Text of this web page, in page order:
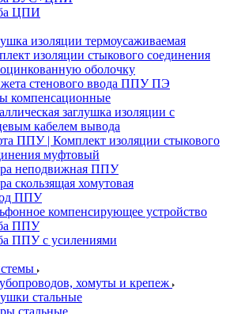
ЦПИ
изоляции термоусаживаемая
изоляции стыкового соединения
оболочку
стенового ввода ППУ ПЭ
компенсационные
заглушка изоляции с
кабелем вывода
ППУ | Комплект изоляции стыкового
муфтовый
неподвижная ППУ
скользящая хомутовая
ППУ
компенсирующее устройство
ППУ
ППУ с усилениями
хомуты и крепеж
стальные
стальные